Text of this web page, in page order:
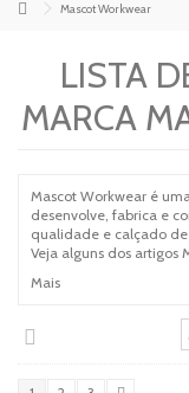
Mascot Workwear
LISTA
MARCA
Mascot Workwear é
desenvolve, fabrica e
qualidade e calçado
Veja alguns dos artigos
Mais